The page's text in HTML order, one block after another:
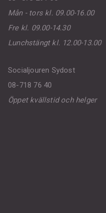
Mån - tors kl. 09.00-16.00
Fre kl. 09.00-14.30
Lunchstängt kl. 12.00-13.00
Socialjouren Sydost
08-718 76 40
Öppet kvällstid och helger